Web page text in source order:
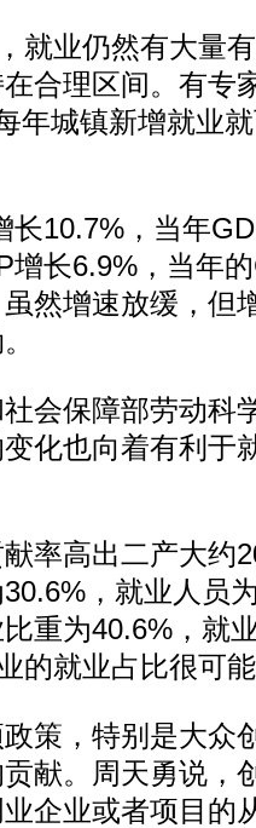
业仍然有大量
合理区间。有专
年城镇新增就业
10.7%，当年
增长6.9%，当年
然增速放缓，但
保障部劳动科
化也向着有利于
高出二产大约
，就业人员
重为40.6%，就
的就业占比很可
，特别是大众
献。周天勇说，
企业或者项目的